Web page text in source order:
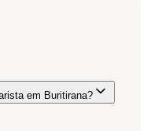
em Buritirana?